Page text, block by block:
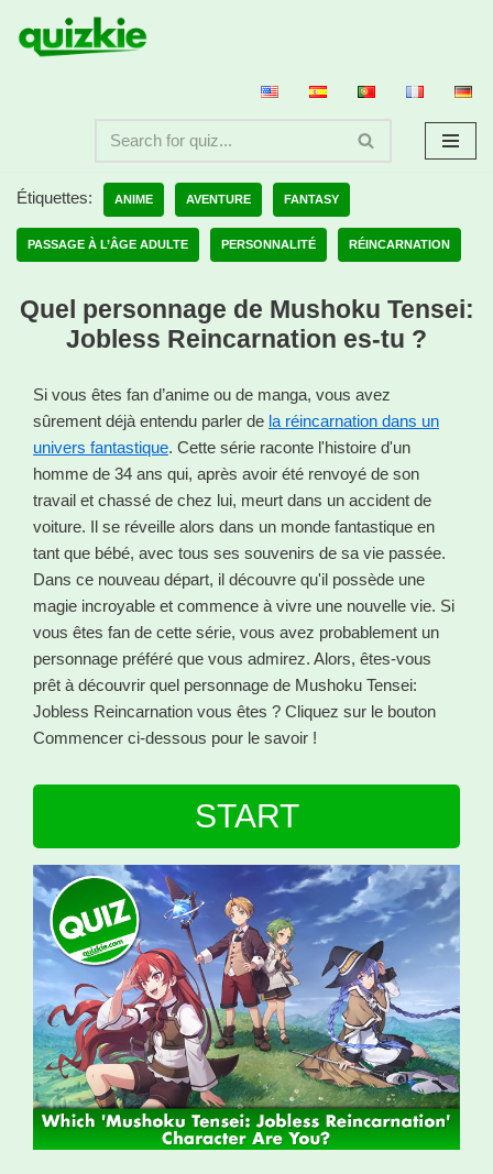
Aller
Étiquettes: ANIME AVENTURE FANTASY
PASSAGE À L’ÂGE ADULTE PERSONNALITÉ RÉINCARNATION
Quel personnage de Mushoku Tensei:
Jobless Reincarnation es-tu ?
Si vous êtes fan d’anime ou de manga, vous avez
sûrement déjà entendu parler de la réincarnation dans un
univers fantastique. Cette série raconte l'histoire d'un
homme de 34 ans qui, après avoir été renvoyé de son
travail et chassé de chez lui, meurt dans un accident de
voiture. Il se réveille alors dans un monde fantastique en
tant que bébé, avec tous ses souvenirs de sa vie passée.
Dans ce nouveau départ, il découvre qu'il possède une
magie incroyable et commence à vivre une nouvelle vie. Si
vous êtes fan de cette série, vous avez probablement un
personnage préféré que vous admirez. Alors, êtes-vous
prêt à découvrir quel personnage de Mushoku Tensei:
Jobless Reincarnation vous êtes ? Cliquez sur le bouton
Commencer ci-dessous pour le savoir !
START